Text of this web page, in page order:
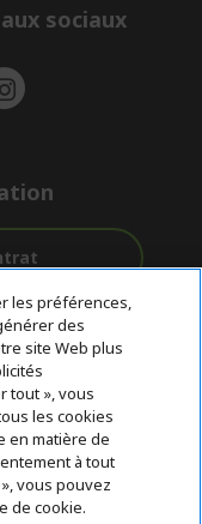
sociaux
Avec 0%
D'intérêt
pour les produits et
les préférences,
des
site Web plus
tout », vous
les cookies
en matière de
à tout
vous pouvez
de cookie.